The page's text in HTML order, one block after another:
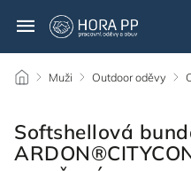
/ Muži / Outdoor oděvy /
Softshellová